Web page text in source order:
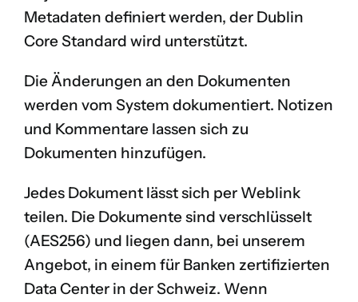
Metadaten definiert werden, der Dublin
Core Standard wird unterstützt.
Die Änderungen an den Dokumenten
werden vom System dokumentiert. Notizen
und Kommentare lassen sich zu
Dokumenten hinzufügen.
Jedes Dokument lässt sich per Weblink
teilen. Die Dokumente sind verschlüsselt
(AES256) und liegen dann, bei unserem
Angebot, in einem für Banken zertifizierten
Data Center in der Schweiz. Wenn